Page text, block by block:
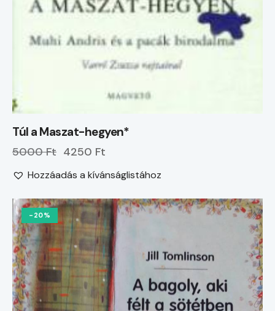
Túl a Maszat-hegyen*
5000 Ft 4250 Ft
Hozzáadás a kívánságlistához
-20%